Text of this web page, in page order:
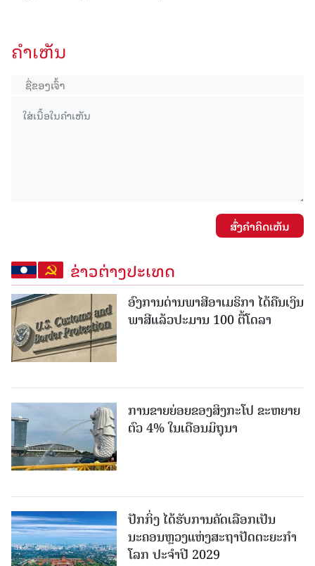
ຄໍາເຫັນ
ສົ່ງຄໍາຄິດເຫັນ
ຂ່າວຕ່າງປະເທດ
ອົງການດ່ານພາສີອາເມຣິກາ ໄດ້ຄືນເງິນ
ພາສີແລ້ວປະມານ 100 ຕື້ໂດລາ
ການຂາຍຍ່ອຍຂອງສິງກະໂປ ຂະຫຍາຍ
ຕົວ 4% ໃນເດືອນມິຖຸນາ
ປັກກິ່ງ ໄດ້ຮັບການຄັດເລືອກເປັນ
ນະຄອນຫຼວງແຫ່ງສະຖາປັດຕະຍະກຳ
ໂລກ ປະຈຳປີ 2029